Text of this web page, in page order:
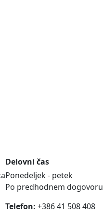
Delovni čas
Ponedeljek - petek
Po predhodnem dogovoru
Telefon: +386 41 508 408